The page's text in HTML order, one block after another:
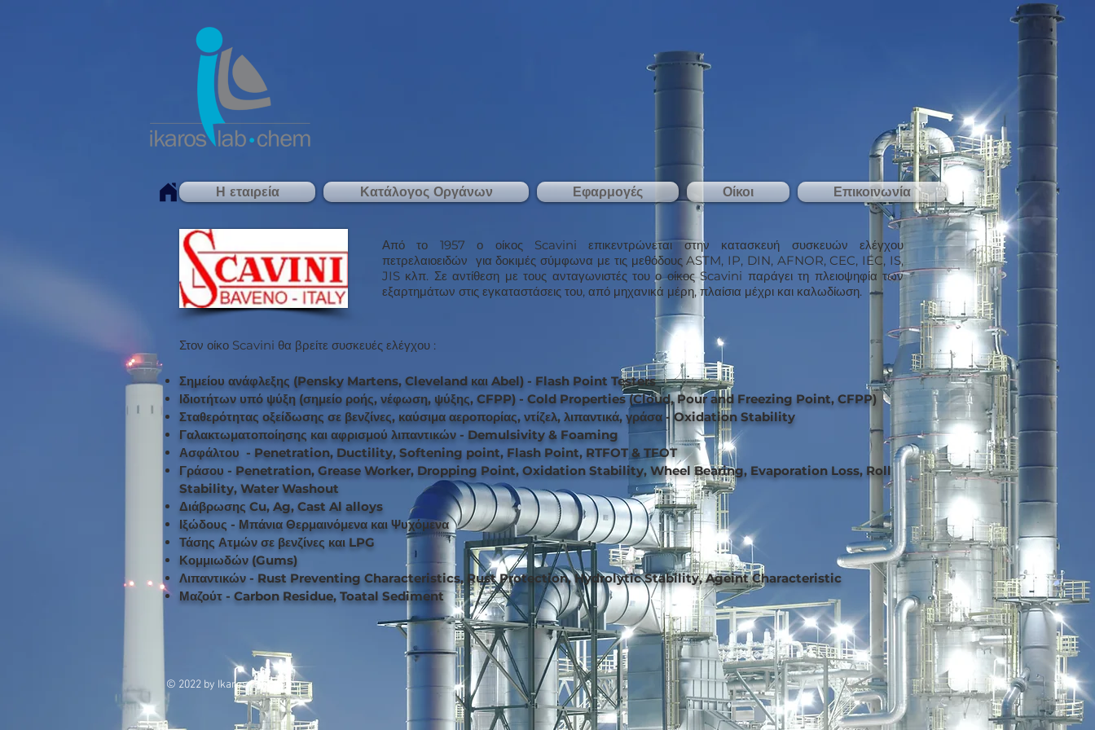
Από το 1957 ο οίκος Scavini επικεντρώνεται στην κατασκευή συσκευών ελέγχου
πετρελαιοειδών για δοκιμές σύμφωνα με τις μεθόδους ASTM, IP, DIN, AFNOR, CEC, IEC, IS,
JIS κλπ. Σε αντίθεση με τους ανταγωνιστές του ο οίκος Scavini παράγει τη πλειοψηφία των
εξαρτημάτων στις εγκαταστάσεις του, από μηχανικά μέρη, πλαίσια μέχρι και καλωδίωση.
Στον οίκο Scavini θα βρείτε συσκευές ελέγχου :
Σημείου ανάφλεξης (Pensky Martens, Cleveland και Abel) - Flash Point Testers
Ιδιοτήτων υπό ψύξη (σημείο ροής, νέφωση, ψύξης, CFPP) - Cold Properties (Cloud, Pour and Freezing Point, CFPP)
Σταθερότητας οξείδωσης σε βενζίνες, καύσιμα αεροπορίας, ντίζελ, λιπαντικά, γράσα - Oxidation Stability
Γαλακτωματοποίησης και αφρισμού λιπαντικών - Demulsivity & Foaming
Ασφάλτου - Penetration, Ductility, Softening point, Flash Point, RTFOT & TFOT
Γράσου - Penetration, Grease Worker, Dropping Point, Oxidation Stability, Wheel Bearing, Evaporation Loss, Roll
Stability, Water Washout
Διάβρωσης Cu, Ag, Cast Al alloys
Ιξώδους - Μπάνια Θερμαινόμενα και Ψυχόμενα
Τάσης Ατμών σε βενζίνες και LPG
Κομμιωδών (Gums)
Λιπαντικών - Rust Preventing Characteristics, Rust Protection, Hydrolytic Stability, Ageint Characteristic
Μαζούτ - Carbon Residue, Toatal Sediment
Η εταιρεία Κατάλογος Οργάνων Εφαρμογές Οίκοι Επικοινωνία
© 2022 by Ikaros LabChem